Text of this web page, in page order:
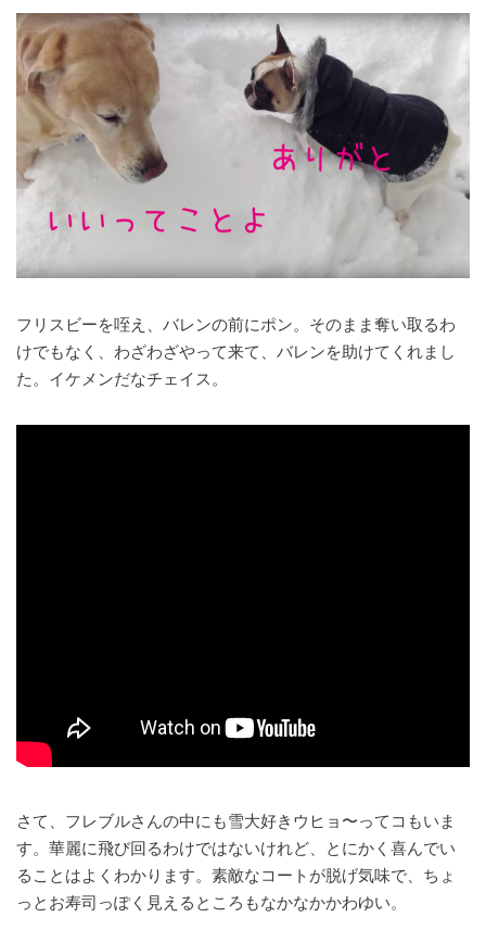
フリスビーを咥え、バレンの前にポン。そのまま奪い取るわ
けでもなく、わざわざやって来て、バレンを助けてくれまし
た。イケメンだなチェイス。
さて、フレブルさんの中にも雪大好きウヒョ〜ってコもいま
す。華麗に飛び回るわけではないけれど、とにかく喜んでい
ることはよくわかります。素敵なコートが脱げ気味で、ちょ
っとお寿司っぽく見えるところもなかなかかわゆい。